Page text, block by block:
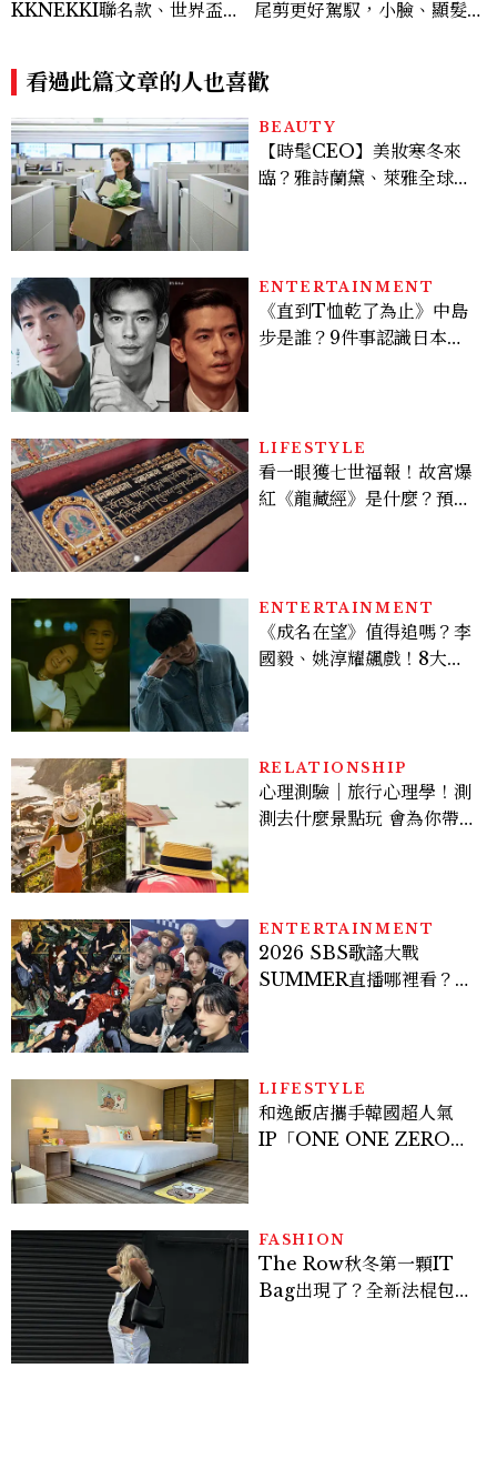
KKNEKKI聯名款、世界盃限
尾剪更好駕馭，小臉、顯髮量
看過此篇文章的人也喜歡
BEAUTY
【時髦CEO】美妝寒冬來
臨？雅詩蘭黛、萊雅全球裁
ENTERTAINMENT
《直到T恤乾了為止》中島
步是誰？9件事認識日本
LIFESTYLE
看一眼獲七世福報！故宮爆
紅《龍藏經》是什麼？預約
ENTERTAINMENT
《成名在望》值得追嗎？李
國毅、姚淳耀飆戲！8大看
RELATIONSHIP
心理測驗｜旅行心理學！測
測去什麼景點玩 會為你帶來
ENTERTAINMENT
2026 SBS歌謠大戰
SUMMER直播哪裡看？
LIFESTYLE
和逸飯店攜手韓國超人氣
IP「ONE ONE ZERO
FASHION
The Row秋冬第一顆IT
Bag出現了？全新法棍包